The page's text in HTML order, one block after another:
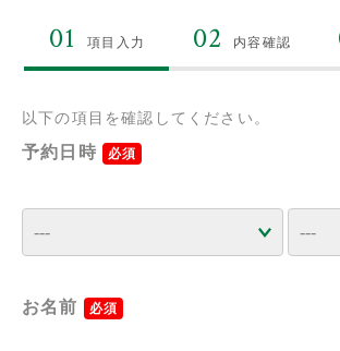
01 項目入力 02 内容確認
以下の項目を確認してください。
予約日時 必須
お名前 必須